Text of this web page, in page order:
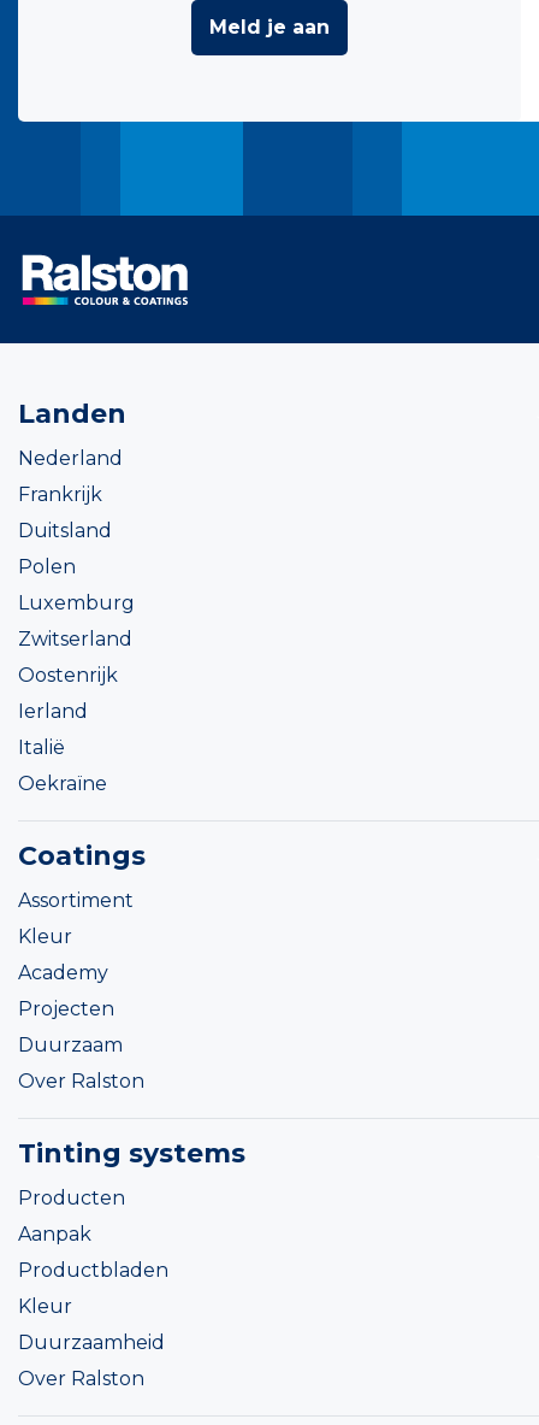
Meld je aan
Landen
Nederland
Frankrijk
Duitsland
Polen
Luxemburg
Zwitserland
Oostenrijk
Ierland
Italië
Oekraïne
Coatings
Assortiment
Kleur
Academy
Projecten
Duurzaam
Over Ralston
Tinting systems
Producten
Aanpak
Productbladen
Kleur
Duurzaamheid
Over Ralston